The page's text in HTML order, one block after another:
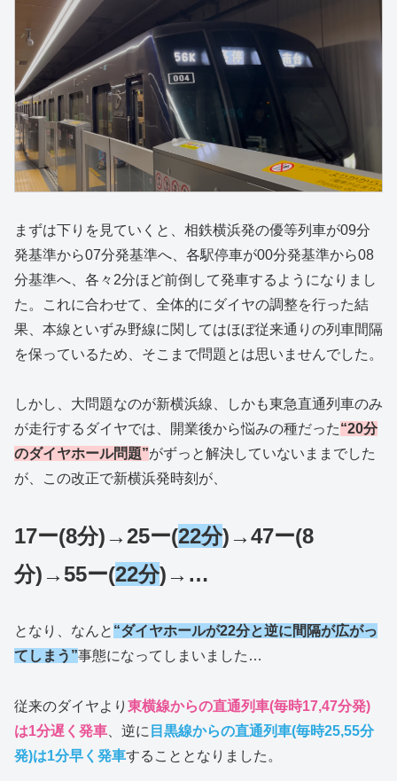
まずは下りを見ていくと、相鉄横浜発の優等列車が09分
発基準から07分発基準へ、各駅停車が00分発基準から08
分基準へ、各々2分ほど前倒して発車するようになりまし
た。これに合わせて、全体的にダイヤの調整を行った結
果、本線といずみ野線に関してはほぼ従来通りの列車間隔
を保っているため、そこまで問題とは思いませんでした。
しかし、大問題なのが新横浜線、しかも東急直通列車のみ
が走行するダイヤでは、開業後から悩みの種だった“20分
のダイヤホール問題”がずっと解決していないままでした
が、この改正で新横浜発時刻が、
17ー(8分)→25ー(22分)→47ー(8
分)→55ー(22分)→…
となり、なんと “ダイヤホールが22分と逆に間隔が広がっ
てしまう”事態になってしまいました…
従来のダイヤより 東横線からの直通列車(毎時17,47分発)
は1分遅く発車 、逆に 目黒線からの直通列車(毎時25,55分
発)は1分早く発車する こととなりました。